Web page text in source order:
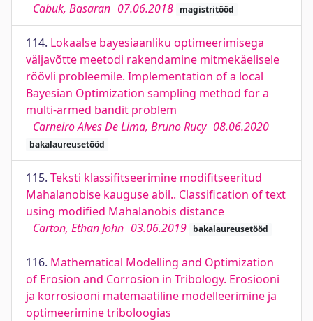
Cabuk, Basaran 07.06.2018 magistritööd
114. Lokaalse bayesiaanliku optimeerimisega
väljavõtte meetodi rakendamine mitmekäelisele
röövli probleemile. Implementation of a local
Bayesian Optimization sampling method for a
multi-armed bandit problem
Carneiro Alves De Lima, Bruno Rucy 08.06.2020
bakalaureusetööd
115. Teksti klassifitseerimine modifitseeritud
Mahalanobise kauguse abil.. Classification of text
using modified Mahalanobis distance
Carton, Ethan John 03.06.2019 bakalaureusetööd
116. Mathematical Modelling and Optimization
of Erosion and Corrosion in Tribology. Erosiooni
ja korrosiooni matemaatiline modelleerimine ja
optimeerimine triboloogias